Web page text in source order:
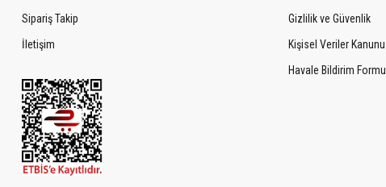
Sipariş Takip
İletişim
Gizlilik ve Güvenlik
Kişisel Veriler Kanunu
Havale Bildirim Formu